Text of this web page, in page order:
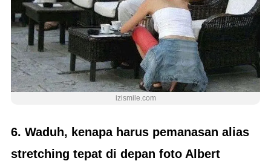
izismile.com
6. Waduh, kenapa harus pemanasan alias
stretching tepat di depan foto Albert